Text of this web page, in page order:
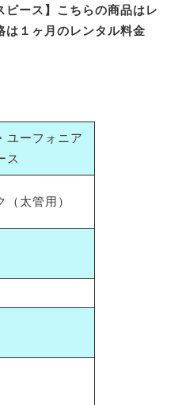
ピース】こちらの商品はレ
は１ヶ月のレンタル料金
ユーフォニア
ス
（太管用）